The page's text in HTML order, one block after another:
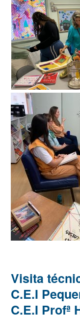
Visita
C.E.I
C.E.I Profª